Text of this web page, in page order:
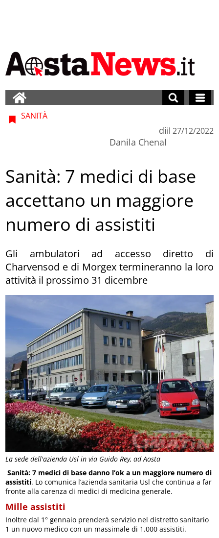
La sede dell'azienda Usl in via Guido Rey, ad Aosta
SANITÀ
di
Danila Chenal
il 27/12/2022
Sanità: 7 medici di base
accettano un maggiore
numero di assistiti
Gli ambulatori ad accesso diretto di
Charvensod e di Morgex termineranno la loro
attività il prossimo 31 dicembre
Sanità: 7 medici di base danno l’ok a un maggiore numero di
assistiti. Lo comunica l’azienda sanitaria Usl che continua a far
fronte alla carenza di medici di medicina generale.
Mille assistiti
Inoltre dal 1° gennaio prenderà servizio nel distretto sanitario
1 un nuovo medico con un massimale di 1.000 assistiti.